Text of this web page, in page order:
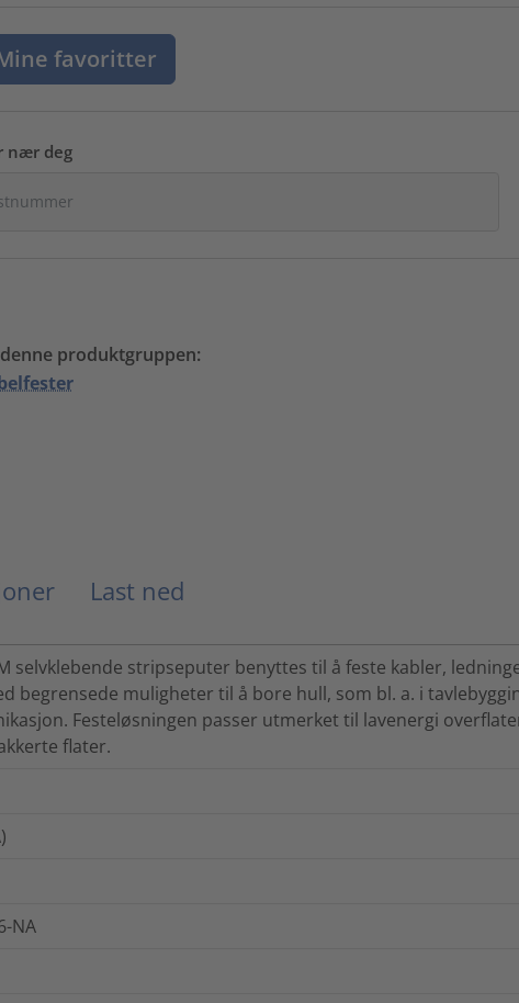
favoritter
nær deg
produktgruppen:
Last ned
selvklebende stripseputer benyttes til å feste kabler,
begrensede muligheter til å bore hull, som bl. a. i
Festeløsningen passer utmerket til lavenergi
flater.
NA